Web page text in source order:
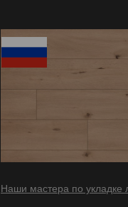
Наши мастера по укладке